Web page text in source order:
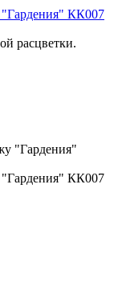
КК007
расцветки.
КК007